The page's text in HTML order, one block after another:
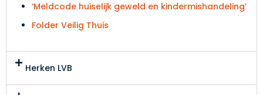
‘Meldcode huiselijk geweld en kindermishandeling’
Folder Veilig Thuis
Herken LVB